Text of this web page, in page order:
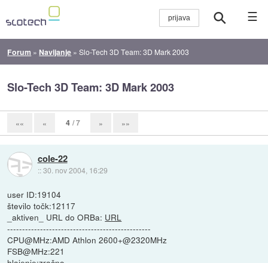
☰
Forum » Navijanje »Slo-Tech 3D Team: 3D Mark 2003
Slo-Tech 3D Team: 3D Mark 2003
«« « 4 / 7 » »»
cole-22
::30. nov 2004, 16:29
user ID:19104
število točk:12117
_aktiven_ URL do ORBa: URL
------------------------------------------------
CPU@MHz:AMD Athlon 2600+@2320MHz
FSB@MHz:221